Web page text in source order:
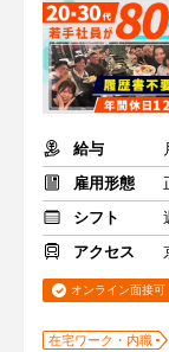
給与
雇用形態
シフト
アクセス
オンライン面接可
在宅ワーク・内職